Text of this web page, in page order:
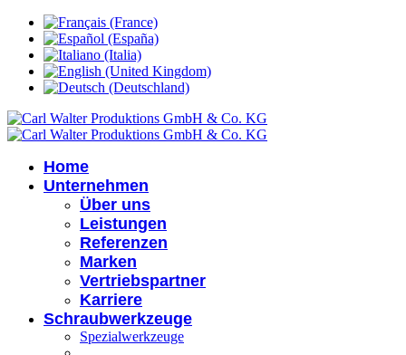
Home
Unternehmen
Über uns
Leistungen
Referenzen
Marken
Vertriebspartner
Karriere
Schraubwerkzeuge
Spezialwerkzeuge